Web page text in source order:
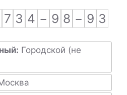
7 3 4 − 9 8 − 9 3
Городской (не